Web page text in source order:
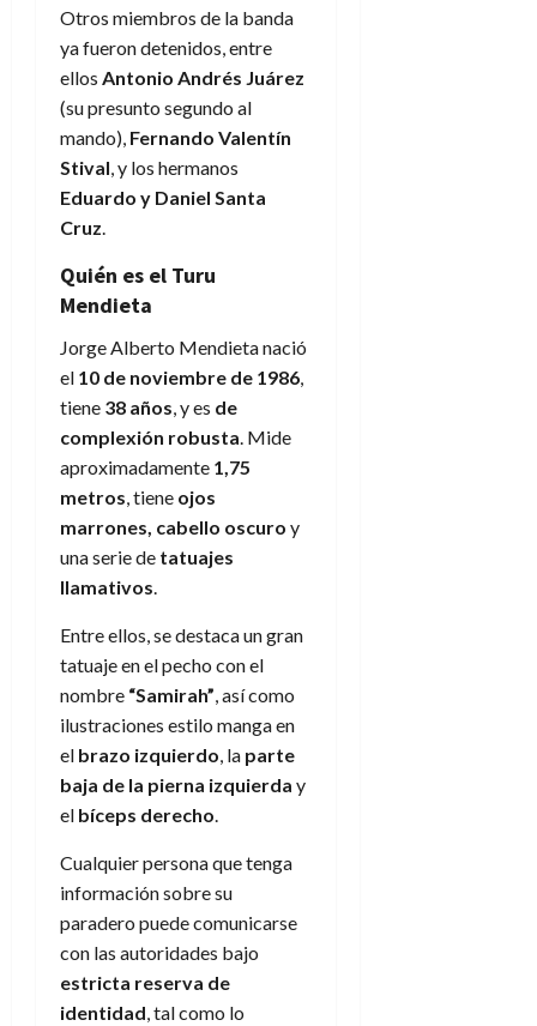
Otros miembros de la banda
ya fueron detenidos, entre
ellos Antonio Andrés Juárez
(su presunto segundo al
mando), Fernando Valentín
Stival, y los hermanos
Eduardo y Daniel Santa
Cruz.
Quién es el Turu
Mendieta
Jorge Alberto Mendieta nació
el 10 de noviembre de 1986,
tiene 38 años, y es de
complexión robusta. Mide
aproximadamente 1,75
metros, tiene ojos
marrones, cabello oscuro y
una serie de tatuajes
llamativos.
Entre ellos, se destaca un gran
tatuaje en el pecho con el
nombre “Samirah”, así como
ilustraciones estilo manga en
el brazo izquierdo, la parte
baja de la pierna izquierda y
el bíceps derecho.
Cualquier persona que tenga
información sobre su
paradero puede comunicarse
con las autoridades bajo
estricta reserva de
identidad, tal como lo